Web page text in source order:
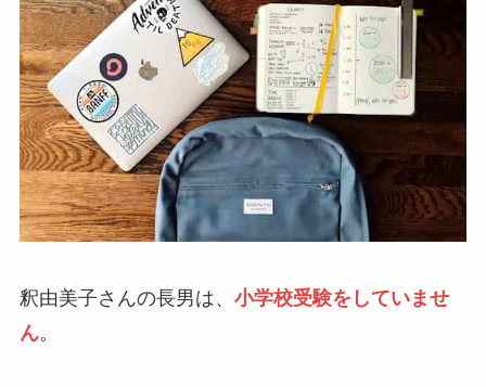
釈由美子さんの長男は、 小学校受験をしていませ
ん。